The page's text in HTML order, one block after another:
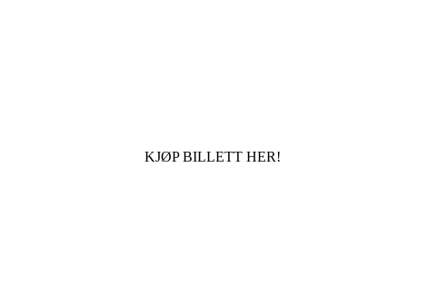
KJØP BILLETT HER!